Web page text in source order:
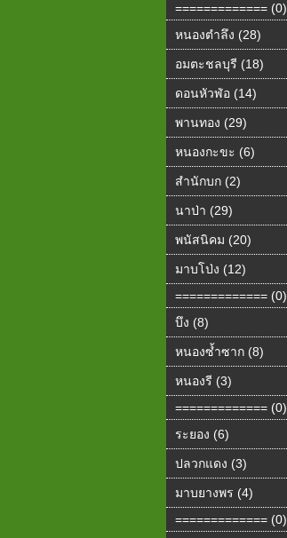
============= (0)
หนองตำลึง (28)
อมตะชลบุรี (18)
ดอนหัวฬ่อ (14)
พานทอง (29)
หนองกะขะ (6)
สำนักบก (2)
นาป่า (29)
พนัสนิคม (20)
มาบโป่ง (12)
============= (0)
บึง (8)
หนองซ้ำซาก (8)
หนองรี (3)
============= (0)
ระยอง (6)
ปลวกแดง (3)
มาบยางพร (4)
============= (0)